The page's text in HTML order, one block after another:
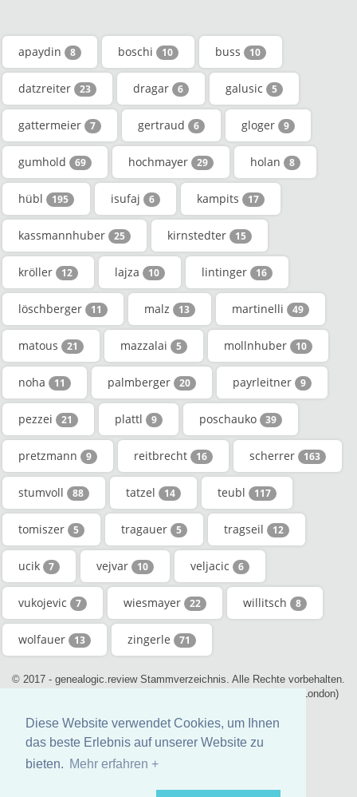
Diese Website verwendet Cookies, um Ihnen
das beste Erlebnis auf unserer Website zu
bieten. Mehr erfahren +
apaydin 8 boschi 10 buss 10
datzreiter 23 dragar 6 galusic 5
gattermeier 7 gertraud 6 gloger 9
gumhold 69 hochmayer 29 holan 8
hübl 195 isufaj 6 kampits 17
kassmannhuber 25 kirnstedter 15
kröller 12 lajza 10 lintinger 16
löschberger 11 malz 13 martinelli 49
matous 21 mazzalai 5 mollnhuber 10
noha 11 palmberger 20 payrleitner 9
pezzei 21 plattl 9 poschauko 39
pretzmann 9 reitbrecht 16 scherrer 163
stumvoll 88 tatzel 14 teubl 117
tomiszer 5 tragauer 5 tragseil 12
ucik 7 vejvar 10 veljacic 6
vukojevic 7 wiesmayer 22 willitsch 8
wolfauer 13 zingerle 71
© 2017 - genealogic.review Stammverzeichnis. Alle Rechte vorbehalten.
- contact@genealogic.review - phone : +44 (0) 20 3290 0211 (London)